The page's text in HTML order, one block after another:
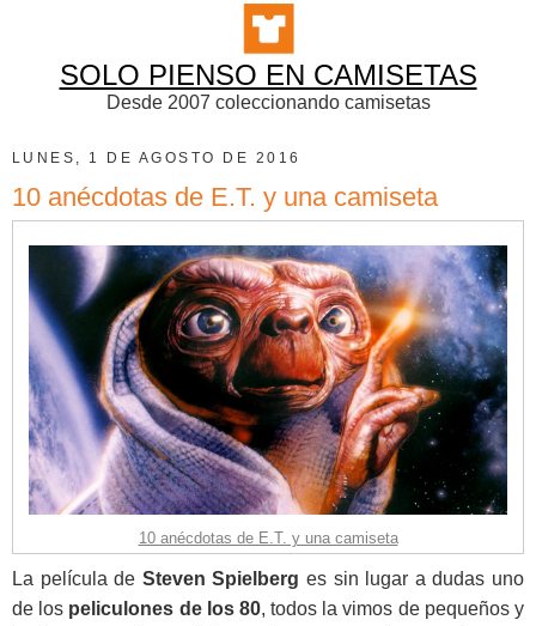
SOLO PIENSO EN CAMISETAS
Desde 2007 coleccionando camisetas
LUNES, 1 DE AGOSTO DE 2016
10 anécdotas de E.T. y una camiseta
10 anécdotas de E.T. y una camiseta
La película de Steven Spielberg es sin lugar a dudas uno
de los peliculones de los 80, todos la vimos de pequeños y